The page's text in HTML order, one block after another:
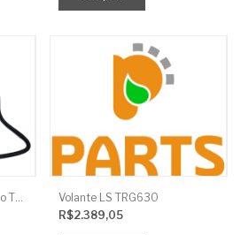
Volante LS TRG630
R$2.389,05